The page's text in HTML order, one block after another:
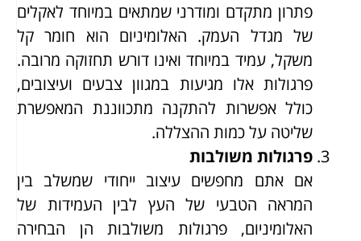
פתרון מתקדם ומודרני שמתאים במיוחד לאקלים
של מגדל העמק. האלומיניום הוא חומר קל
משקל, עמיד במיוחד ואינו דורש תחזוקה מרובה.
פרגולות אלו מגיעות במגוון צבעים ועיצובים,
כולל אפשרות להתקנה מתכווננת המאפשרת
שליטה על כמות ההצללה.
פרגולות משולבות
אם אתם מחפשים עיצוב ייחודי שמשלב בין
המראה הטבעי של העץ לבין העמידות של
האלומיניום, פרגולות משולבות הן הבחירה